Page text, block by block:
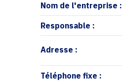
Nom de l'entreprise :
Responsable :
Adresse :
Téléphone fixe :